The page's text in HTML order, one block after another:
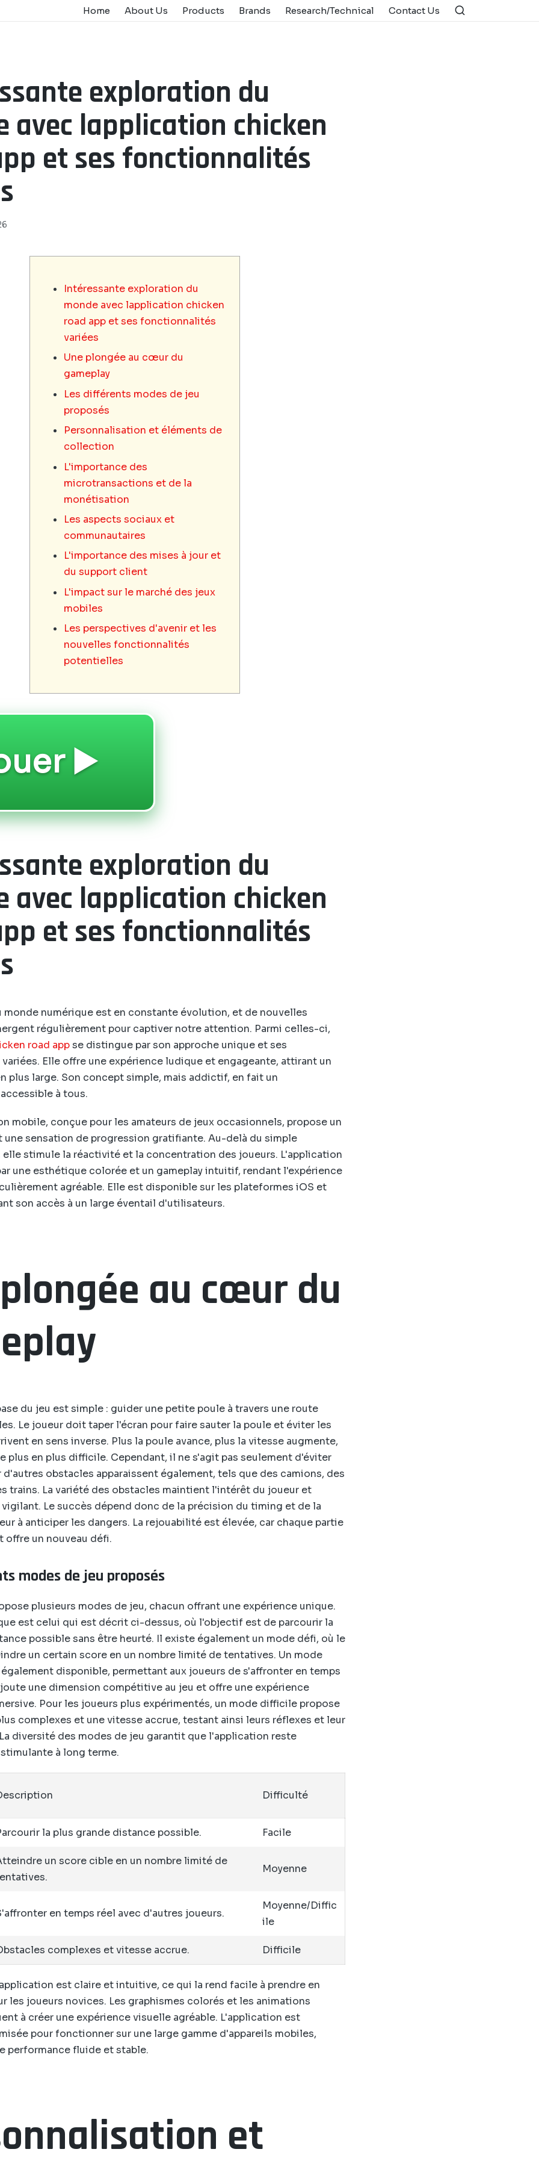
Home About Us Products Brands Research/Technical Contact Us
exploration du
avec lapplication chicken
et ses fonctionnalités
Intéressante exploration du
monde avec lapplication chicken
road app et ses fonctionnalités
variées
Une plongée au cœur du
gameplay
Les différents modes de jeu
proposés
Personnalisation et éléments de
collection
L'importance des
microtransactions et de la
monétisation
Les aspects sociaux et
communautaires
L'importance des mises à jour et
du support client
L'impact sur le marché des jeux
mobiles
Les perspectives d'avenir et les
nouvelles fonctionnalités
potentielles
▶️
exploration du
avec lapplication chicken
et ses fonctionnalités
monde numérique est en constante évolution, et de nouvelles
régulièrement pour captiver notre attention. Parmi celles-ci,
road appse distingue par son approche unique et ses
Elle offre une expérience ludique et engageante, attirant un
plus large. Son concept simple, mais addictif, en fait un
à tous.
mobile, conçue pour les amateurs de jeux occasionnels, propose un
sensation de progression gratifiante. Au-delà du simple
stimule la réactivité et la concentration des joueurs. L'application
une esthétique colorée et un gameplay intuitif, rendant l'expérience
agréable. Elle est disponible sur les plateformes iOS et
son accès à un large éventail d'utilisateurs.
au cœur du
du jeu est simple : guider une petite poule à travers une route
Le joueur doit taper l'écran pour faire sauter la poule et éviter les
en sens inverse. Plus la poule avance, plus la vitesse augmente,
plus en plus difficile. Cependant, il ne s'agit pas seulement d'éviter
obstacles apparaissent également, tels que des camions, des
trains. La variété des obstacles maintient l'intérêt du joueur et
Le succès dépend donc de la précision du timing et de la
à anticiper les dangers. La rejouabilité est élevée, car chaque partie
un nouveau défi.
modes de jeu proposés
plusieurs modes de jeu, chacun offrant une expérience unique.
est celui qui est décrit ci-dessus, où l'objectif est de parcourir la
possible sans être heurté. Il existe également un mode défi, où le
un certain score en un nombre limité de tentatives. Un mode
disponible, permettant aux joueurs de s'affronter en temps
une dimension compétitive au jeu et offre une expérience
Pour les joueurs plus expérimentés, un mode difficile propose
complexes et une vitesse accrue, testant ainsi leurs réflexes et leur
diversité des modes de jeu garantit que l'application reste
à long terme.
Difficulté
la plus grande distance possible. Facile
un score cible en un nombre limité de
Moyenne
en temps réel avec d'autres joueurs.
Moyenne/Diffic
ile
complexes et vitesse accrue. Difficile
est claire et intuitive, ce qui la rend facile à prendre en
les joueurs novices. Les graphismes colorés et les animations
à créer une expérience visuelle agréable. L'application est
pour fonctionner sur une large gamme d'appareils mobiles,
performance fluide et stable.
et